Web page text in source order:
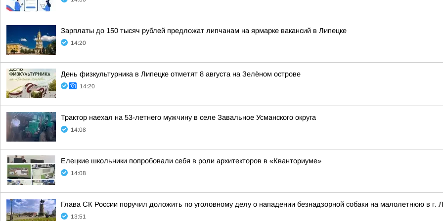
Зарплаты до 150 тысяч рублей предложат липчанам на ярмарке вакансий в Липецке
14:20
День физкультурника в Липецке отметят 8 августа на Зелёном острове
14:20
Трактор наехал на 53-летнего мужчину в селе Завальное Усманского округа
14:08
Елецкие школьники попробовали себя в роли архитекторов в «Кванториуме»
14:08
Глава СК России поручил доложить по уголовному делу о нападении безнадзорной собаки на малолетнюю в г.
13:51